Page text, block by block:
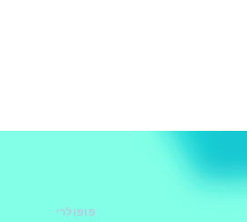
פופולרי